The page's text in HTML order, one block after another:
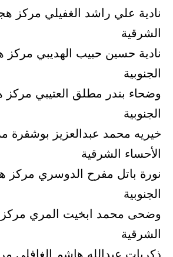
نادية علي راشد الغفيلي مركز
الشرقية
نادية حسين حبيب الهديبي مركز
الجنوبية
وضحاء بندر مطلق العتيبي مركز
الجنوبية
خيريه محمد عبدالعزيز بوشقرة
الأحساء الشرقية
نورة باتل مفرح الدوسري مركز
الجنوبية
وضحى محمد ابخيت المري مركز
الشرقية
ذكريات عبدالله هاشم الغافلي